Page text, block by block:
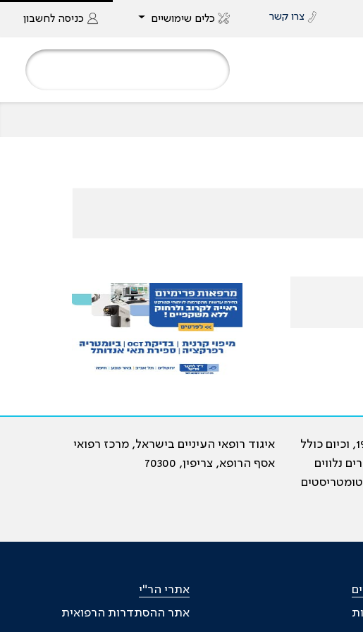
צרו קשר כלים שימושיים כניסה לחשבון
איגוד רופאי העיניים בישראל נוסד בשנת 1928, וכיום כולל
מומחים ומתמחים, וכ-100 חברים נלווים
איגוד רופאי העיניים בישראל, מרכז רפואי
אסף הרופא, צריפין, 70300
אתרי הר"י
אתר ההסתדרות הרפואית